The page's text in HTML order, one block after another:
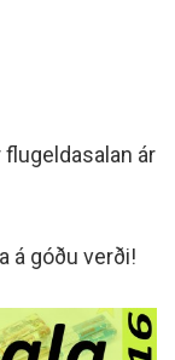
ár
á góðu verði!